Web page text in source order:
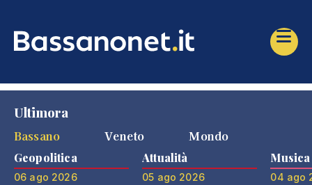
Ultimora
Bassano
Veneto Mondo
Geopolitica
06 ago 2026
Attualità
05 ago 2026
Musica
04 ago